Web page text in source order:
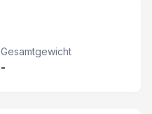
Gesamtgewicht
-